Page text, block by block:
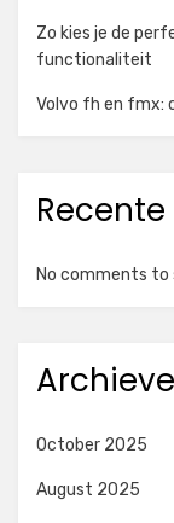
Zo kies je de
functionaliteit
Volvo fh en fmx:
No comments to
October 2025
August 2025